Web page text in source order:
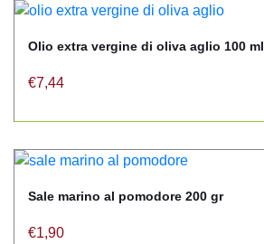
Olio extra vergine di oliva aglio 100 ml
€7,44
Sale marino al pomodore 200 gr
€1,90